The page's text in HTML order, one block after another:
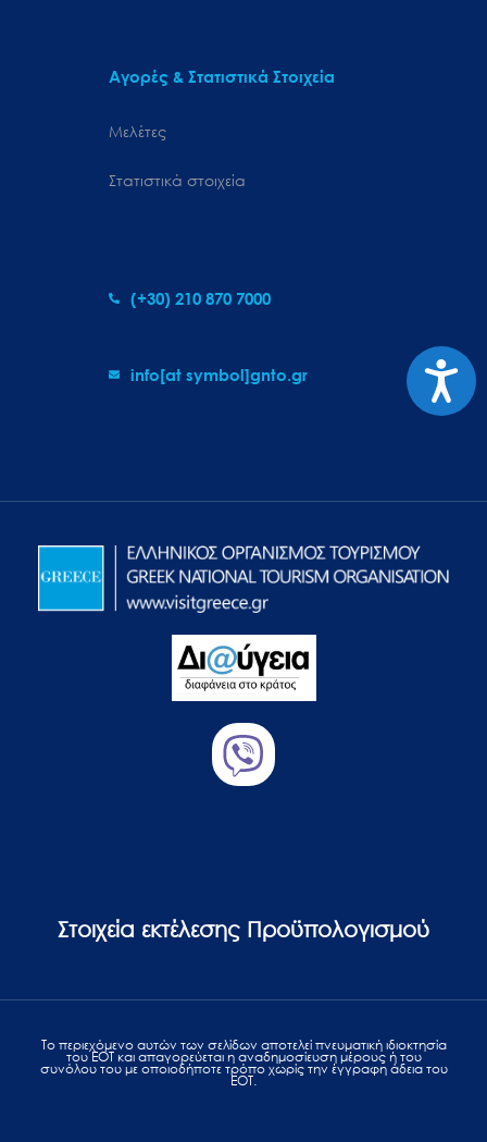
Αγορές & Στατιστικά Στοιχεία
Μελέτες
Στατιστικά στοιχεία
(+30) 210 870 7000
info[at symbol]gnto.gr
Στοιχεία εκτέλεσης Προϋπολογισμού
Το περιεχόμενο αυτών των σελίδων αποτελεί πvευματική ιδιοκτησία
του ΕΟΤ και απαγορεύεται η αναδημοσίευση μέρους ή του
συνόλου του με οποιοδήποτε τρόπο χωρίς την έγγραφη άδεια του
ΕΟΤ.